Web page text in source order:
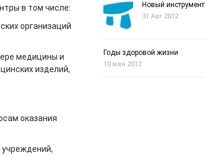
в том числе:
организаций
медицины и
изделий,
оказания
Новый инструмент
31 Авг 2012
Годы здоровой жизни
10 мая 2012